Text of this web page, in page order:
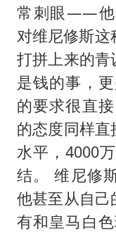
常刺眼——他
对维尼修斯这
打拼上来的青
是钱的事，
的要求很直
的态度同样
水平，4000
结。 维尼修
他甚至从自
有和皇马白